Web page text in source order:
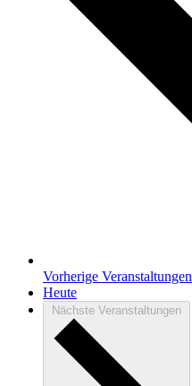
Vorherige Veranstaltungen
Heute
Nächste Veranstaltungen